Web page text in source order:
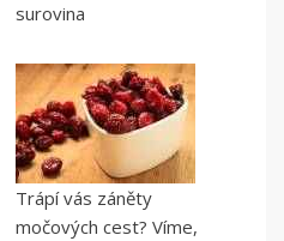
surovina
Trápí vás záněty
močových cest? Víme,